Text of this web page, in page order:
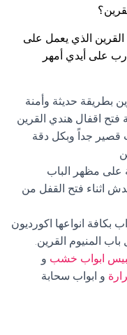
الذي يعمل على
على أيدي أمهر
بطريقة حديثة وأمنة
اقفال هندي القرين
قصير جداً وبكل دقة
على مظهر الباب
اثناء فتح القفل من
بكافة انواعها اكورديون
المنيوم القرين.
ابواب خشب و
و ابواب سحابة